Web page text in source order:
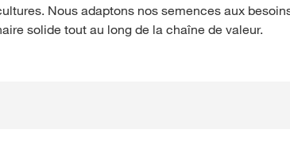
Nous adaptons nos semences aux
solide tout au long de la chaîne de valeur.